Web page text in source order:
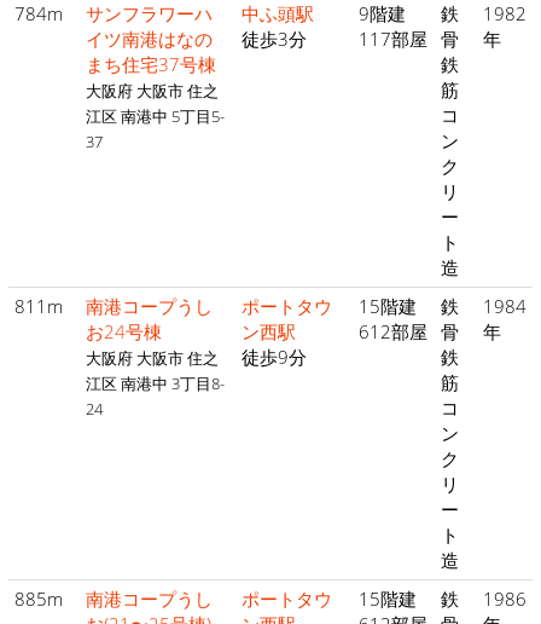
784m
サンフラワーハ
イツ南港はなの
まち住宅37号棟
大阪府 大阪市 住之
江区 南港中 5丁目5-
37
中ふ頭駅
徒歩3分
9階建
117部屋
鉄
骨
鉄
筋
コ
ン
ク
リ
ー
ト
造
1982
年
811m
南港コープうし
お24号棟
大阪府 大阪市 住之
江区 南港中 3丁目8-
24
ポートタウ
ン西駅
徒歩9分
15階建
612部屋
鉄
骨
鉄
筋
コ
ン
ク
リ
ー
ト
造
1984
年
885m
南港コープうし
ポートタウ
15階建
鉄
1986